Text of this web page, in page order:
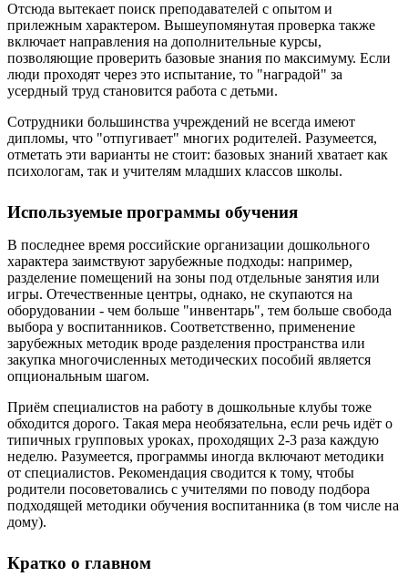
Отсюда вытекает поиск преподавателей с опытом и
прилежным характером. Вышеупомянутая проверка также
включает направления на дополнительные курсы,
позволяющие проверить базовые знания по максимуму. Если
люди проходят через это испытание, то "наградой" за
усердный труд становится работа с детьми.
Сотрудники большинства учреждений не всегда имеют
дипломы, что "отпугивает" многих родителей. Разумеется,
отметать эти варианты не стоит: базовых знаний хватает как
психологам, так и учителям младших классов школы.
Используемые программы обучения
В последнее время российские организации дошкольного
характера заимствуют зарубежные подходы: например,
разделение помещений на зоны под отдельные занятия или
игры. Отечественные центры, однако, не скупаются на
оборудовании - чем больше "инвентарь", тем больше свобода
выбора у воспитанников. Соответственно, применение
зарубежных методик вроде разделения пространства или
закупка многочисленных методических пособий является
опциональным шагом.
Приём специалистов на работу в дошкольные клубы тоже
обходится дорого. Такая мера необязательна, если речь идёт о
типичных групповых уроках, проходящих 2-3 раза каждую
неделю. Разумеется, программы иногда включают методики
от специалистов. Рекомендация сводится к тому, чтобы
родители посоветовались с учителями по поводу подбора
подходящей методики обучения воспитанника (в том числе на
дому).
Кратко о главном